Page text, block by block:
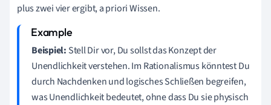
plus zwei vier ergibt, a priori Wissen.
Beispiel: Stell Dir vor, Du sollst das Konzept der
Unendlichkeit verstehen. Im Rationalismus könntest Du
durch Nachdenken und logisches Schließen begreifen,
was Unendlichkeit bedeutet, ohne dass Du sie physisch